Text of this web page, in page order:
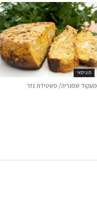
תוניסאי
מעקוד שפנריה/ פשטידת גזר